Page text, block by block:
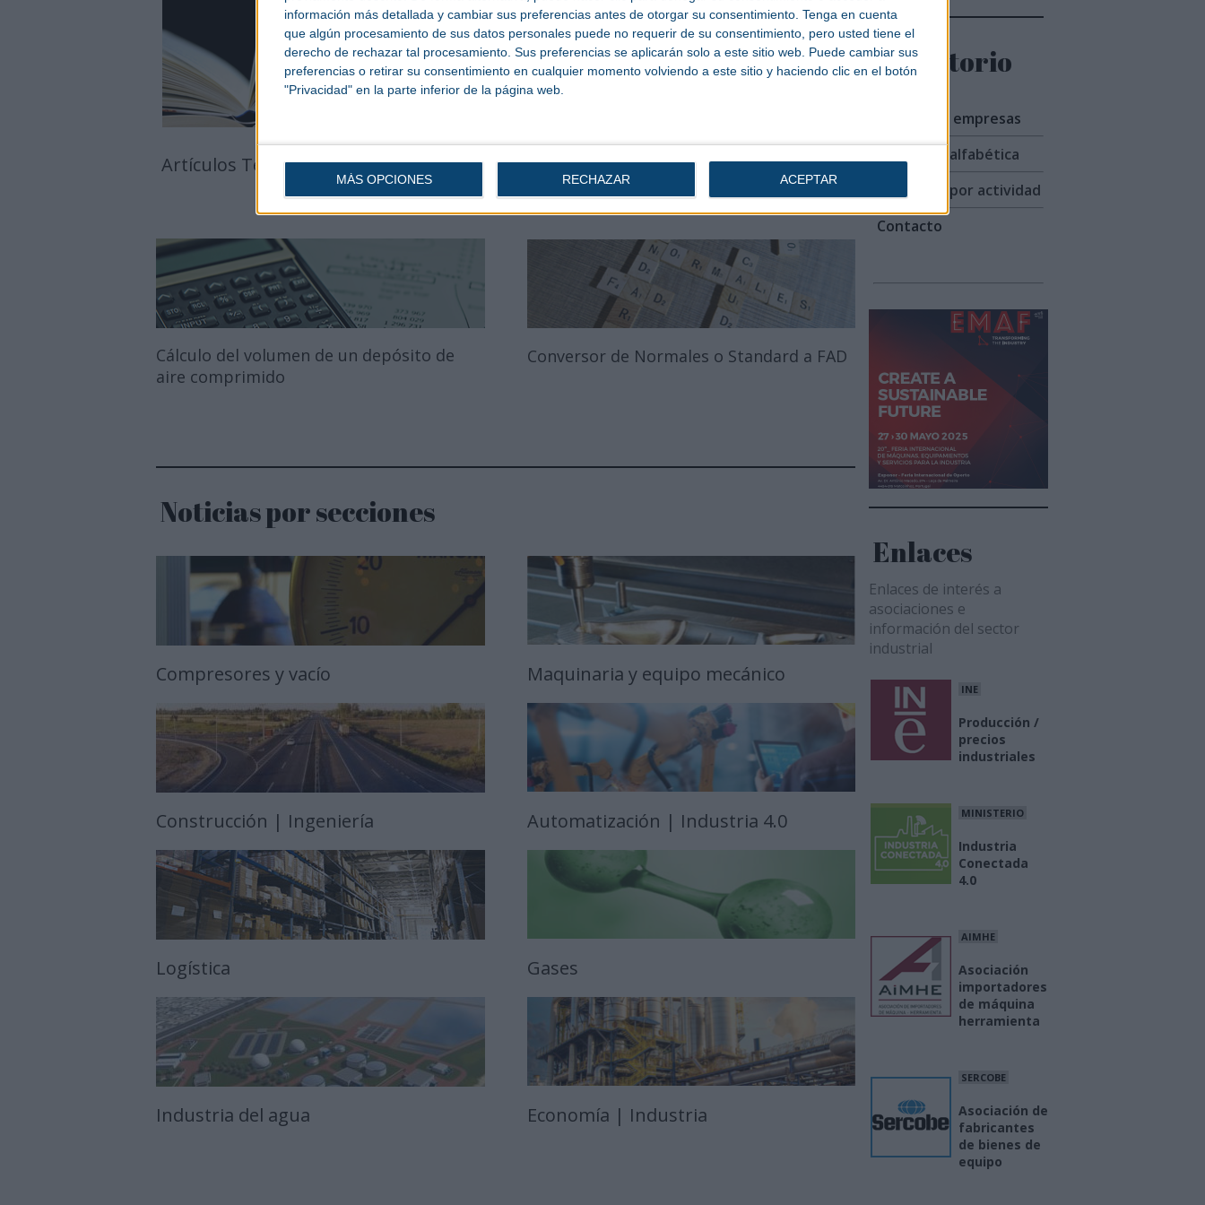
información más detallada y cambiar sus preferencias antes de otorgar su consentimiento. Tenga en cuenta
que algún procesamiento de sus datos personales puede no requerir de su consentimiento, pero usted tiene el
derecho de rechazar tal procesamiento. Sus preferencias se aplicarán solo a este sitio web. Puede cambiar sus
preferencias o retirar su consentimiento en cualquier momento volviendo a este sitio y haciendo clic en el botón
"Privacidad" en la parte inferior de la página web.
MÁS OPCIONES RECHAZAR ACEPTAR
Artículos Técnicos Diccionario Técnico Videos
Cálculo del volumen de un depósito de
aire comprimido
Conversor de Normales o Standard a FAD
Noticias por secciones
Compresores y vacío Maquinaria y equipo mecánico
Construcción | Ingeniería Automatización | Industria 4.0
Logística Gases
Industria del agua Economía | Industria
Directorio
Listado de empresas
Búsqueda alfabética
Búsqueda por actividad
Contacto
Enlaces
Enlaces de interés a
asociaciones e
información del sector
industrial
INE
Producción /
precios
industriales
MINISTERIO
Industria
Conectada
4.0
AIMHE
Asociación
importadores
de máquina
herramienta
SERCOBE
Asociación de
fabricantes
de bienes de
equipo